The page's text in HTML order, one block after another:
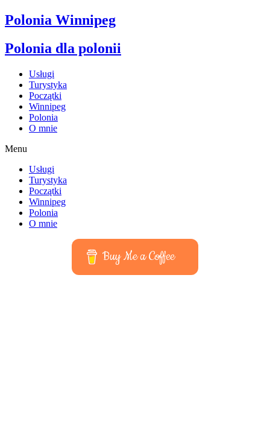
Polonia Winnipeg
Polonia dla polonii
Usługi
Turystyka
Początki
Winnipeg
Polonia
O mnie
Menu
Usługi
Turystyka
Początki
Winnipeg
Polonia
O mnie
Buy Me a Coffee